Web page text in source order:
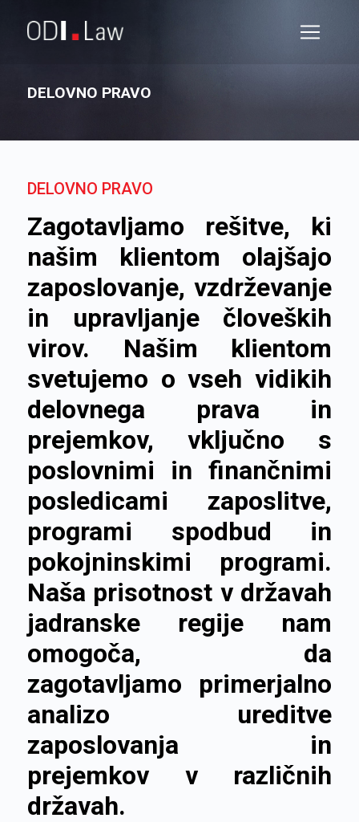
DELOVNO PRAVO
DELOVNO PRAVO
Zagotavljamo rešitve, ki
našim klientom olajšajo
zaposlovanje, vzdrževanje
in upravljanje človeških
virov. Našim klientom
svetujemo o vseh vidikih
delovnega prava in
prejemkov, vključno s
poslovnimi in finančnimi
posledicami zaposlitve,
programi spodbud in
pokojninskimi programi.
Naša prisotnost v državah
jadranske regije nam
omogoča, da
zagotavljamo primerjalno
analizo ureditve
zaposlovanja in
prejemkov v različnih
državah.